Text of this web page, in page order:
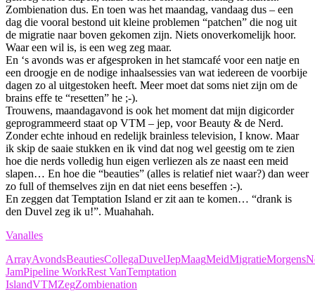
Zombienation dus. En toen was het maandag, vandaag dus – een
dag die vooral bestond uit kleine problemen “patchen” die nog uit
de migratie naar boven gekomen zijn. Niets onoverkomelijk hoor.
Waar een wil is, is een weg zeg maar.
En ‘s avonds was er afgesproken in het stamcafé voor een natje en
een droogje en de nodige inhaalsessies van wat iedereen de voorbije
dagen zo al uitgestoken heeft. Meer moet dat soms niet zijn om de
brains effe te “resetten” he ;-).
Trouwens, maandagavond is ook het moment dat mijn digicorder
geprogrammeerd staat op VTM – jep, voor Beauty & de Nerd.
Zonder echte inhoud en redelijk brainless television, I know. Maar
ik skip de saaie stukken en ik vind dat nog wel geestig om te zien
hoe die nerds volledig hun eigen verliezen als ze naast een meid
slapen… En hoe die “beauties” (alles is relatief niet waar?) dan weer
zo full of themselves zijn en dat niet eens beseffen :-).
En zeggen dat Temptation Island er zit aan te komen… “drank is
den Duvel zeg ik u!”. Muahahah.
Vanalles
ArrayAvondsBeautiesCollegaDuvelJepMaagMeidMigratieMorgens
JamPipeline WorkRest VanTemptation
IslandVTMZegZombienation